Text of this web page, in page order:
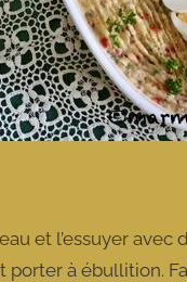
et l’essuyer
porter à ébullition.